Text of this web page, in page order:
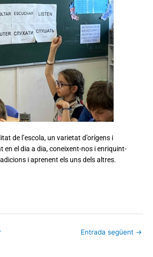
de l’escola, un varietat d’orígens i
en el dia a dia, coneixent-nos i enriquint-
i aprenent els uns dels altres.
Entrada següent →